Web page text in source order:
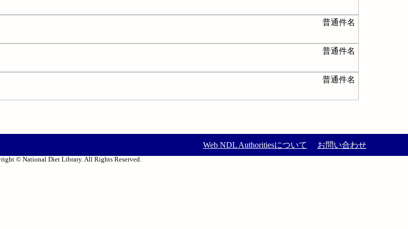
普通件名
普通件名
普通件名
Web NDL Authoritiesについて お問い合わせ
© National Diet Library. All Rights Reserved.